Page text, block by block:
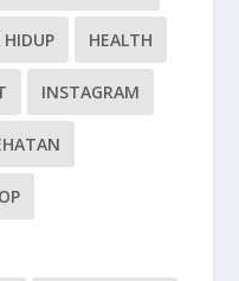
HIDUP HEALTH
INSTAGRAM